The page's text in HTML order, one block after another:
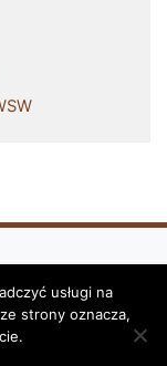
usługi na
strony oznacza,